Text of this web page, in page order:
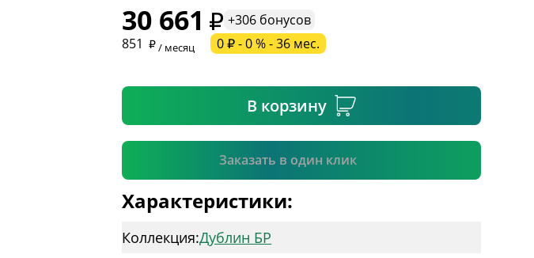
30 661
+306 бонусов
851
/ месяц 0 ₽ - 0 % - 36 мес.
В корзину
Заказать в один клик
* необязательное поле
Подтвердить
Характеристики:
Коллекция:Дублин БР